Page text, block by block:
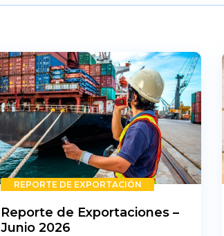
REPORTE DE EXPORTACIÓN
Reporte de Exportaciones –
Junio 2026